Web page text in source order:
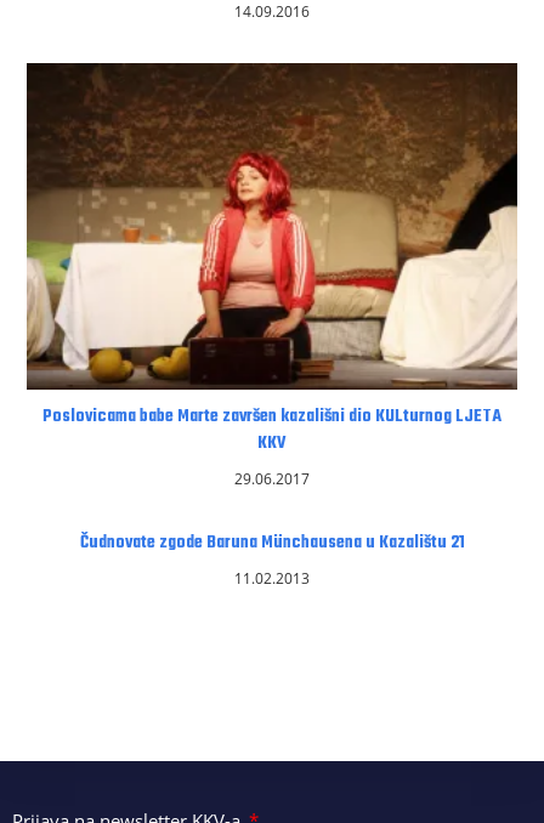
14.09.2016
Poslovicama babe Marte završen kazališni dio KULturnog LJETA
KKV
29.06.2017
Čudnovate zgode Baruna Münchausena u Kazalištu 21
11.02.2013